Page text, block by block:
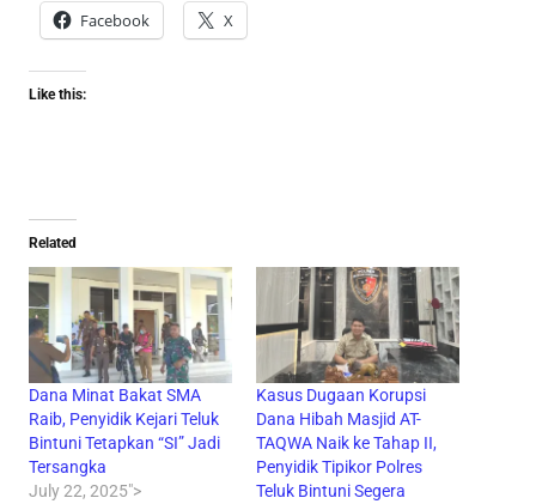
Facebook X
Like this:
Related
Dana Minat Bakat SMA
Raib, Penyidik Kejari Teluk
Bintuni Tetapkan “SI” Jadi
Tersangka
July 22, 2025">
Kasus Dugaan Korupsi
Dana Hibah Masjid AT-
TAQWA Naik ke Tahap II,
Penyidik Tipikor Polres
Teluk Bintuni Segera